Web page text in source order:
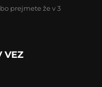
prejmete že v 3
VEZ